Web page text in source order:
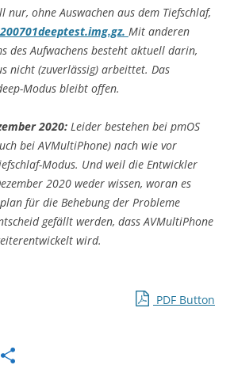
nur, ohne Auswachen aus dem Tiefschlaf,
Mit anderen
des Aufwachens besteht aktuell darin,
nicht (zuverlässig) arbeittet. Das
Modus bleibt offen.
2020: Leider bestehen bei pmOS
bei AVMultiPhone) nach wie vor
Modus. Und weil die Entwickler
2020 weder wissen, woran es
für die Behebung der Probleme
gefällt werden, dass AVMultiPhone
wird.
PDF Button
E